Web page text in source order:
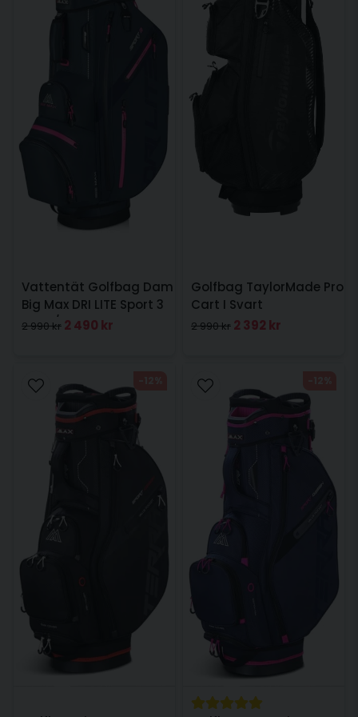
Vattentät Golfbag Dam
Big Max DRI LITE Sport 3
Navy/Rosa
2 990 kr 2 490 kr
Golfbag TaylorMade Pro
Cart I Svart
2 990 kr 2 392 kr